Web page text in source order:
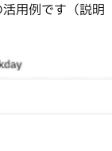
用例です（説明